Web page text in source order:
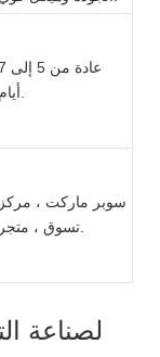
عادة
سوبر ماركت ، مركز
لصناعة